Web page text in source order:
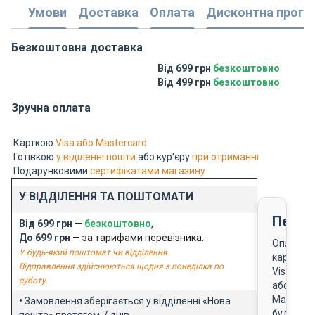
Умови Доставка Оплата Дисконтна
Безкоштовна доставка
Від 699 грн безкоштовно
Від 499 грн безкоштовно
Зручна оплата
Карткою Visa або Mastercard
Готівкою у віділенні пошти або кур'єрупри отриманні
Подарунковими сертифікатами магазину
У ВІДДІЛЕННЯ ТА ПОШТОМАТИ
Від 699 грн — безкоштовно,
До 699 грн — за тарифами перевізника.
У будь-який поштомат чи відділення.
Відправлення здійснюються щодня з понеділка по
суботу.
• Замовлення зберігається у відділенні «Нова
Оплата
карткою
Visa
або